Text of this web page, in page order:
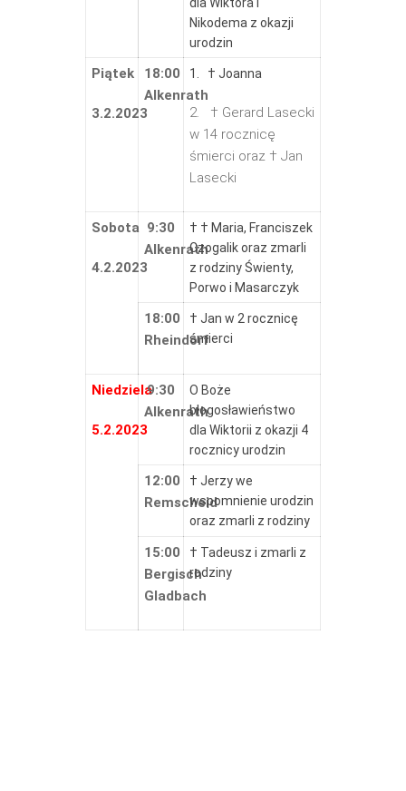
Nikodema z okazji
urodzin
Piątek
3.2.2023
18:00
Alkenrath
1. † Joanna
2. † Gerard Lasecki
w 14 rocznicę
śmierci oraz † Jan
Lasecki
Sobota
4.2.2023
9:30
Alkenrath
† † Maria, Franciszek
Czogalik oraz zmarli
z rodziny Świenty,
Porwo i Masarczyk
18:00
Rheindorf
† Jan w 2 rocznicę
śmierci
Niedziela
5.2.2023
9:30
Alkenrath
O Boże
błogosławieństwo
dla Wiktorii z okazji 4
rocznicy urodzin
12:00
Remscheid
† Jerzy we
wspomnienie urodzin
oraz zmarli z rodziny
15:00
Bergisch
Gladbach
† Tadeusz i zmarli z
rodziny